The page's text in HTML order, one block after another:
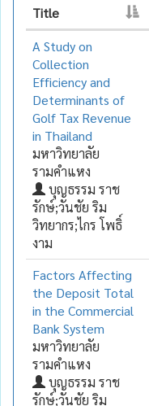
Title
A Study on
Collection
Efficiency and
Determinants of
Golf Tax Revenue
in Thailand
มหาวิทยาลัย
รามคำแหง
บุญธรรม ราช
รักษ์;วันชัย ริม
วิทยากร;ไกร โพธิ์
งาม
Factors Affecting
the Deposit Total
in the Commercial
Bank System
มหาวิทยาลัย
รามคำแหง
บุญธรรม ราช
รักษ์;วันชัย ริม